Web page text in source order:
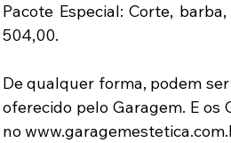
Pacote Especial: Corte,
504,00.
De qualquer forma, podem
oferecido pelo Garagem. E
no